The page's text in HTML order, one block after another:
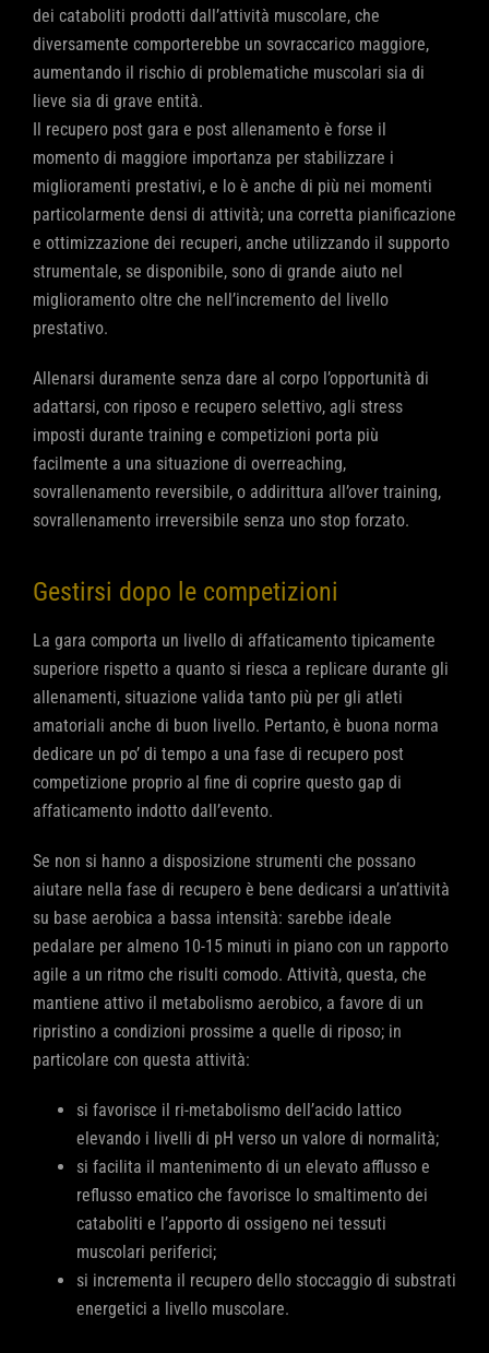
dei cataboliti prodotti dall’attività muscolare, che
diversamente comporterebbe un sovraccarico maggiore,
aumentando il rischio di problematiche muscolari sia di
lieve sia di grave entità.
Il recupero post gara e post allenamento è forse il
momento di maggiore importanza per stabilizzare i
miglioramenti prestativi, e lo è anche di più nei momenti
particolarmente densi di attività; una corretta pianificazione
e ottimizzazione dei recuperi, anche utilizzando il supporto
strumentale, se disponibile, sono di grande aiuto nel
miglioramento oltre che nell’incremento del livello
prestativo.
Allenarsi duramente senza dare al corpo l’opportunità di
adattarsi, con riposo e recupero selettivo, agli stress
imposti durante training e competizioni porta più
facilmente a una situazione di overreaching,
sovrallenamento reversibile, o addirittura all’over training,
sovrallenamento irreversibile senza uno stop forzato.
Gestirsi dopo le competizioni
La gara comporta un livello di affaticamento tipicamente
superiore rispetto a quanto si riesca a replicare durante gli
allenamenti, situazione valida tanto più per gli atleti
amatoriali anche di buon livello. Pertanto, è buona norma
dedicare un po’ di tempo a una fase di recupero post
competizione proprio al fine di coprire questo gap di
affaticamento indotto dall’evento.
Se non si hanno a disposizione strumenti che possano
aiutare nella fase di recupero è bene dedicarsi a un’attività
su base aerobica a bassa intensità: sarebbe ideale
pedalare per almeno 10-15 minuti in piano con un rapporto
agile a un ritmo che risulti comodo. Attività, questa, che
mantiene attivo il metabolismo aerobico, a favore di un
ripristino a condizioni prossime a quelle di riposo; in
particolare con questa attività:
si favorisce il ri-metabolismo dell’acido lattico
elevando i livelli di pH verso un valore di normalità;
si facilita il mantenimento di un elevato afflusso e
reflusso ematico che favorisce lo smaltimento dei
cataboliti e l’apporto di ossigeno nei tessuti
muscolari periferici;
si incrementa il recupero dello stoccaggio di substrati
energetici a livello muscolare.